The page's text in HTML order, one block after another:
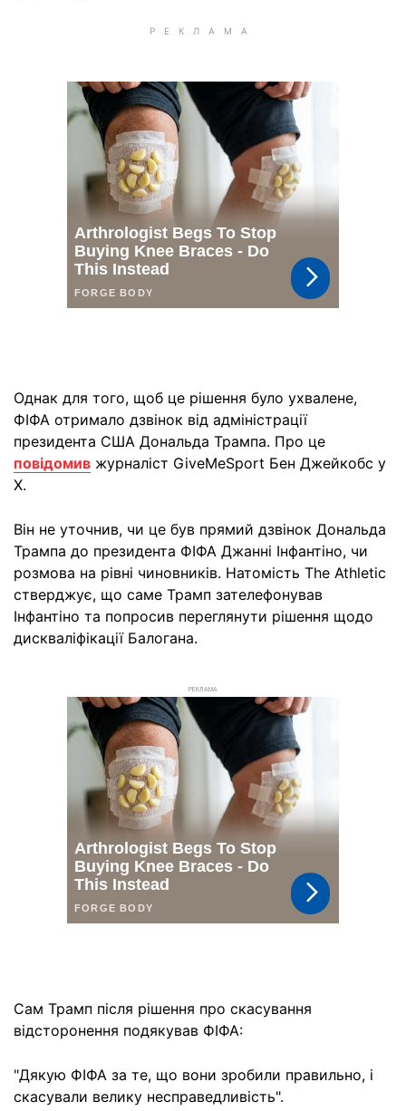
Однак для того, щоб це рішення було ухвалене,
ФІФА отримало дзвінок від адміністрації
президента США Дональда Трампа. Про це
повідомив журналіст GiveMeSport Бен Джейкобс у
X.
Він не уточнив, чи це був прямий дзвінок Дональда
Трампа до президента ФІФА Джанні Інфантіно, чи
розмова на рівні чиновників. Натомість The Athletic
стверджує, що саме Трамп зателефонував
Інфантіно та попросив переглянути рішення щодо
дискваліфікації Балогана.
РЕКЛАМА
Сам Трамп після рішення про скасування
відсторонення подякував ФІФА:
"Дякую ФІФА за те, що вони зробили правильно, і
скасували велику несправедливість".